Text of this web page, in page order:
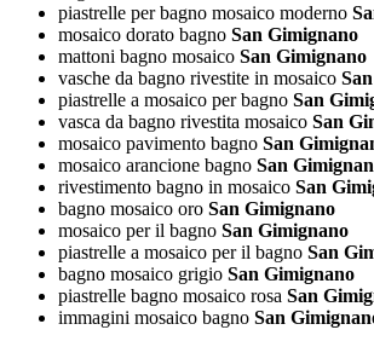
piastrelle per bagno mosaico moderno
mosaico dorato bagno San Gimignano
mattoni bagno mosaico San Gimignano
vasche da bagno rivestite in mosaico
piastrelle a mosaico per bagno San
vasca da bagno rivestita mosaico San
mosaico pavimento bagno San
mosaico arancione bagno San
rivestimento bagno in mosaico San
bagno mosaico oro San Gimignano
mosaico per il bagno San Gimignano
piastrelle a mosaico per il bagno San
bagno mosaico grigio San Gimignano
piastrelle bagno mosaico rosa San
immagini mosaico bagno San